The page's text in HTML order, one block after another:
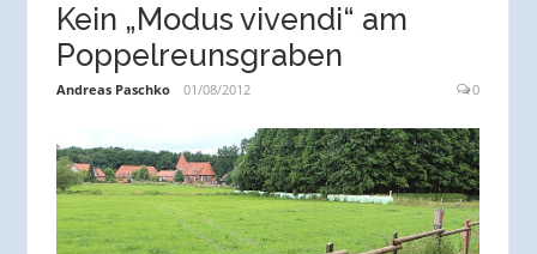
Kein „Modus vivendi“ am
Poppelreunsgraben
Andreas Paschko 01/08/2012 0